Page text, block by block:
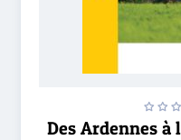
Des Ardennes à